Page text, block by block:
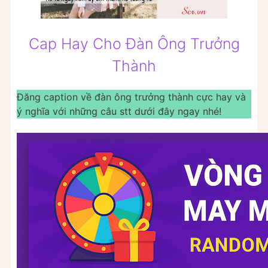
Cap Hay Cho Đàn Ông Trưởng
Thành
Đăng caption về đàn ông trưởng thành cực hay và
ý nghĩa với những câu stt dưới đây ngay nhé!